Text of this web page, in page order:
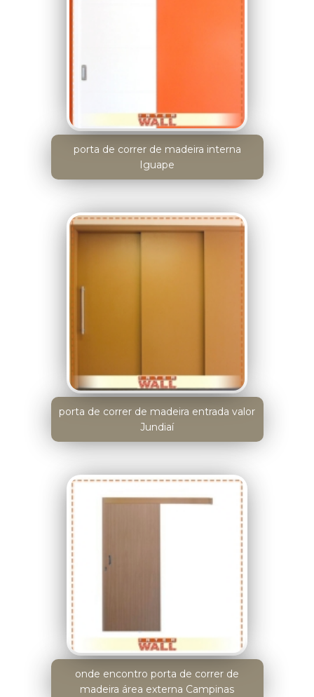
porta de correr de madeira interna
Iguape
porta de correr de madeira entrada valor
Jundiaí
onde encontro porta de correr de
madeira área externa Campinas